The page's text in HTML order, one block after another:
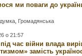
ми поваги до
Громадянська
о 21:57
час війни влада
замість